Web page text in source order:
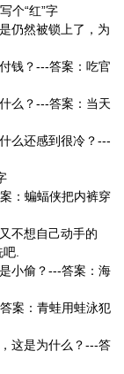
个“红”字
仍然被锁上了，为
钱？---答案：吃官
么？---答案：当天
么还感到很冷？---
：蝙蝠侠把内裤穿
不想自己动手的
.
小偷？---答案：海
案：青蛙用蛙泳犯
这是为什么？---答